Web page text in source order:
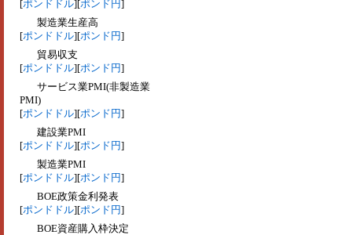
[ポンドドル][ポンド円]
製造業生産高
[ポンドドル][ポンド円]
貿易収支
[ポンドドル][ポンド円]
サービス業PMI(非製造業
PMI)
[ポンドドル][ポンド円]
建設業PMI
[ポンドドル][ポンド円]
製造業PMI
[ポンドドル][ポンド円]
BOE政策金利発表
[ポンドドル][ポンド円]
BOE資産購入枠決定